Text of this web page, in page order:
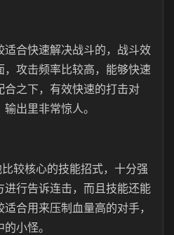
合快速解决战斗的，战斗效
攻击频率比较高，能够快速
合之下，有效快速的打击对
出里非常惊人。
较核心的技能招式，十分强
进行告诉连击，而且技能还能
合用来压制血量高的对手，
小怪。